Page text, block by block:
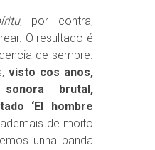
, por contra,
O resultado é
de sempre.
visto cos anos,
brutal,
‘El hombre
de moito
unha banda